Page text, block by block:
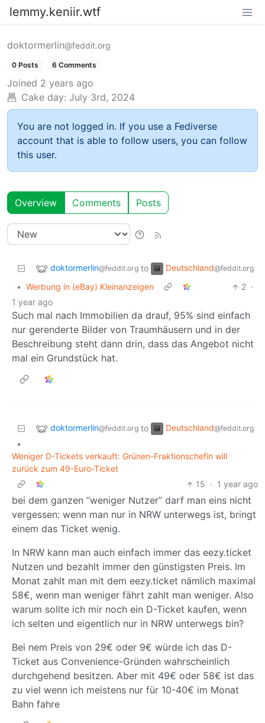
lemmy.keniir.wtf
doktormerlin@feddit.org
0 Posts 6 Comments
Joined 2 years ago
Cake day: July 3rd, 2024
You are not logged in. If you use a Fediverse
account that is able to follow users, you can follow
this user.
Overview Comments Posts
doktormerlin@feddit.org to Deutschland@feddit.org
• Werbung in (eBay) Kleinanzeigen 2 ·
1 year ago
Such mal nach Immobilien da drauf, 95% sind einfach
nur gerenderte Bilder von Traumhäusern und in der
Beschreibung steht dann drin, dass das Angebot nicht
mal ein Grundstück hat.
doktormerlin@feddit.org to Deutschland@feddit.org
•
Weniger D-Tickets verkauft: Grünen-Fraktionschefin will
zurück zum 49-Euro-Ticket
15 · 1 year ago
bei dem ganzen “weniger Nutzer” darf man eins nicht
vergessen: wenn man nur in NRW unterwegs ist, bringt
einem das Ticket wenig.
In NRW kann man auch einfach immer das eezy.ticket
Nutzen und bezahlt immer den günstigsten Preis. Im
Monat zahlt man mit dem eezy.ticket nämlich maximal
58€, wenn man weniger fährt zahlt man weniger. Also
warum sollte ich mir noch ein D-Ticket kaufen, wenn
ich selten und eigentlich nur in NRW unterwegs bin?
Bei nem Preis von 29€ oder 9€ würde ich das D-
Ticket aus Convenience-Gründen wahrscheinlich
durchgehend besitzen. Aber mit 49€ oder 58€ ist das
zu viel wenn ich meistens nur für 10-40€ im Monat
Bahn fahre